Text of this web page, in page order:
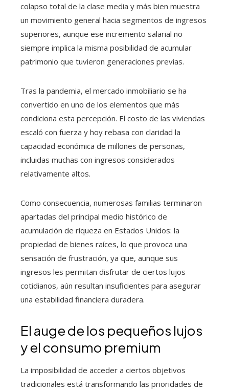
colapso total de la clase media y más bien muestra
un movimiento general hacia segmentos de ingresos
superiores, aunque ese incremento salarial no
siempre implica la misma posibilidad de acumular
patrimonio que tuvieron generaciones previas.
Tras la pandemia, el mercado inmobiliario se ha
convertido en uno de los elementos que más
condiciona esta percepción. El costo de las viviendas
escaló con fuerza y hoy rebasa con claridad la
capacidad económica de millones de personas,
incluidas muchas con ingresos considerados
relativamente altos.
Como consecuencia, numerosas familias terminaron
apartadas del principal medio histórico de
acumulación de riqueza en Estados Unidos: la
propiedad de bienes raíces, lo que provoca una
sensación de frustración, ya que, aunque sus
ingresos les permitan disfrutar de ciertos lujos
cotidianos, aún resultan insuficientes para asegurar
una estabilidad financiera duradera.
El auge de los pequeños lujos
y el consumo premium
La imposibilidad de acceder a ciertos objetivos
tradicionales está transformando las prioridades de